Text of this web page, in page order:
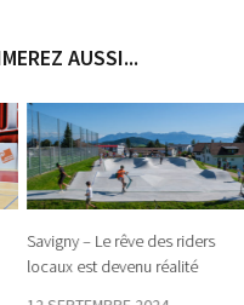
AUSSI...
Savigny – Le rêve des riders
locaux est devenu réalité